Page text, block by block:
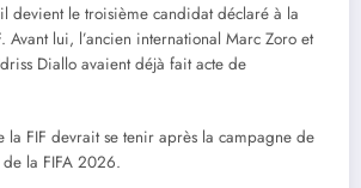
devient le troisième candidat déclaré à la
Avant lui, l’ancien international Marc Zoro et
Diallo avaient déjà fait acte de
la FIF devrait se tenir après la campagne de
la FIFA 2026.